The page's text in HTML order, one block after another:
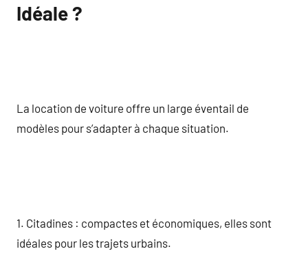
Idéale ?
La location de voiture offre un large éventail de
modèles pour s’adapter à chaque situation.
1. Citadines : compactes et économiques, elles sont
idéales pour les trajets urbains.